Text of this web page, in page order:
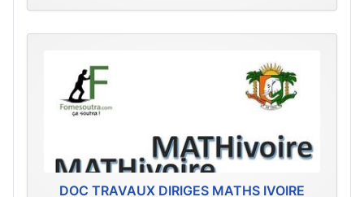
DOC TRAVAUX DIRIGES MATHS IVOIRE